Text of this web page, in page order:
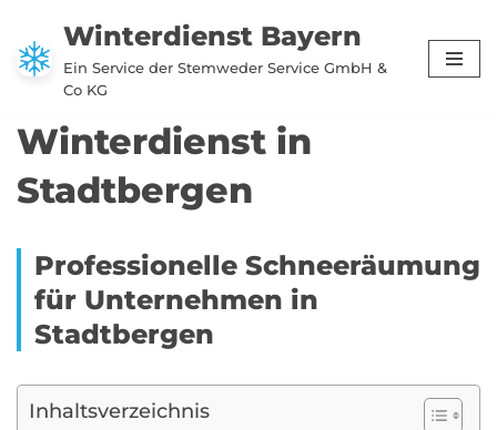
Zum
Inhalt
Winterdienst Bayern
Ein Service der Stemweder Service GmbH &
Co KG
Winterdienst in
Stadtbergen
Professionelle Schneeräumung
für Unternehmen in
Stadtbergen
Inhaltsverzeichnis